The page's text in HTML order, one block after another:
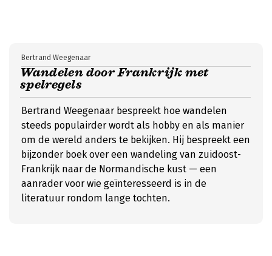
Wandelen door Frankrijk met
spelregels
Bertrand Weegenaar
Bertrand Weegenaar bespreekt hoe wandelen
steeds populairder wordt als hobby en als manier
om de wereld anders te bekijken. Hij bespreekt een
bijzonder boek over een wandeling van zuidoost-
Frankrijk naar de Normandische kust — een
aanrader voor wie geïnteresseerd is in de
literatuur rondom lange tochten.